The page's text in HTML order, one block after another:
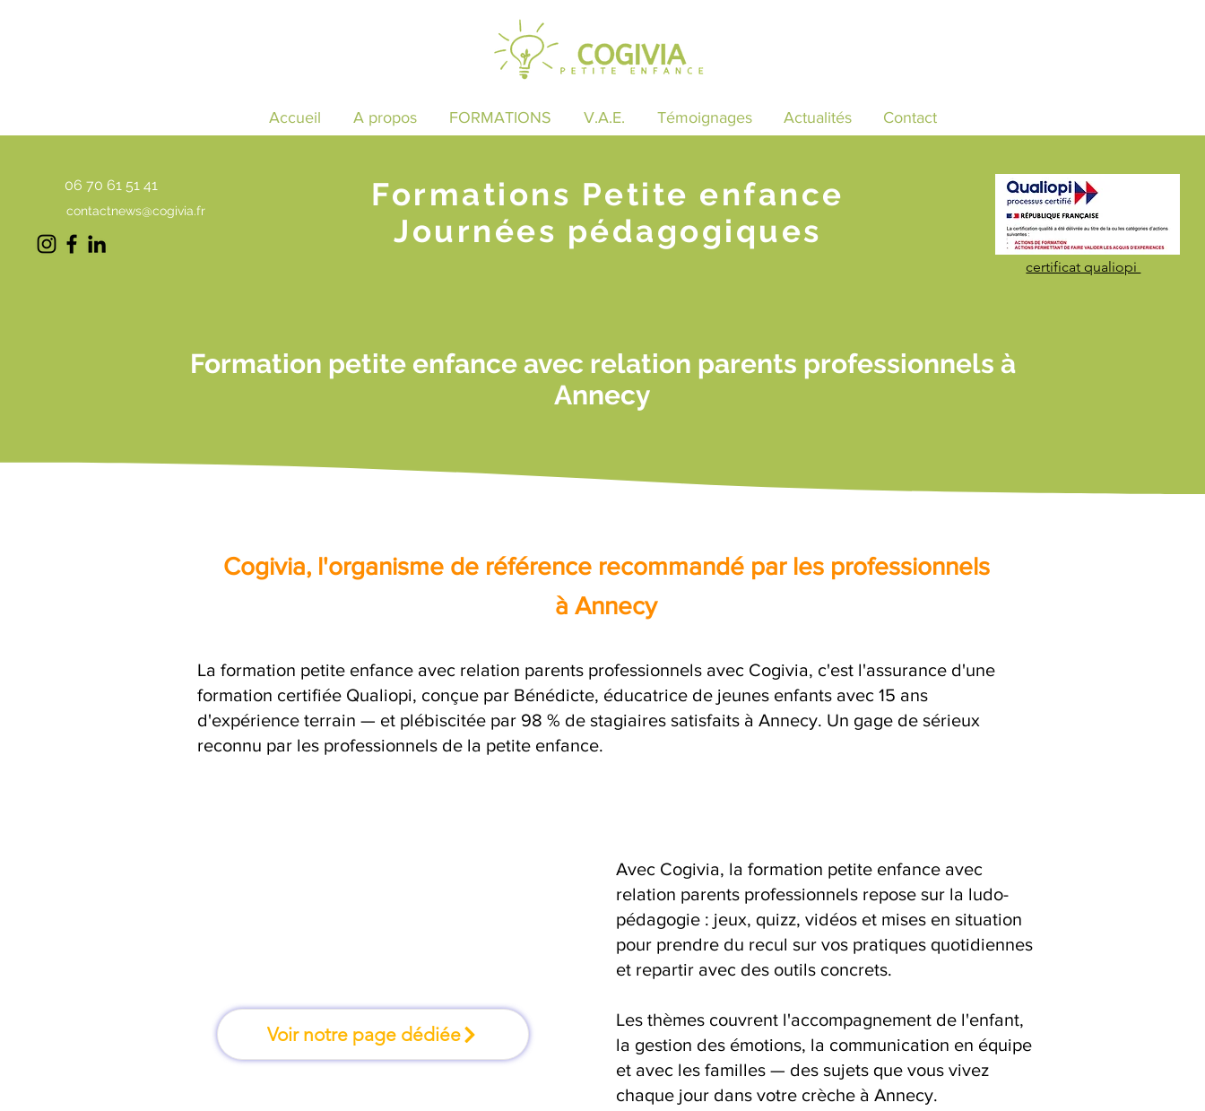
Accueil A propos FORMATIONS V.A.E. Témoignages Actualités Contact
06 70 61 51 41
contactnews@cogivia.fr
Formations Petite enfance
Journées pédagogiques
certificat qualiopi
Formation petite enfance avec relation parents professionnels à
Annecy
Cogivia, l'organisme de référence recommandé par les professionnels
à Annecy
La formation petite enfance avec relation parents professionnels avec Cogivia, c'est l'assurance d'une
formation certifiée Qualiopi, conçue par Bénédicte, éducatrice de jeunes enfants avec 15 ans
d'expérience terrain — et plébiscitée par 98 % de stagiaires satisfaits à Annecy. Un gage de sérieux
reconnu par les professionnels de la petite enfance.
Voir notre page dédiée
Avec Cogivia, la formation petite enfance avec
relation parents professionnels repose sur la ludo-
pédagogie : jeux, quizz, vidéos et mises en situation
pour prendre du recul sur vos pratiques quotidiennes
et repartir avec des outils concrets.
Les thèmes couvrent l'accompagnement de l'enfant,
la gestion des émotions, la communication en équipe
et avec les familles — des sujets que vous vivez
chaque jour dans votre crèche à Annecy.